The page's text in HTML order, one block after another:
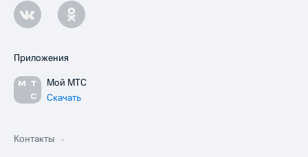
Приложения
Мой МТС
Скачать
Контакты